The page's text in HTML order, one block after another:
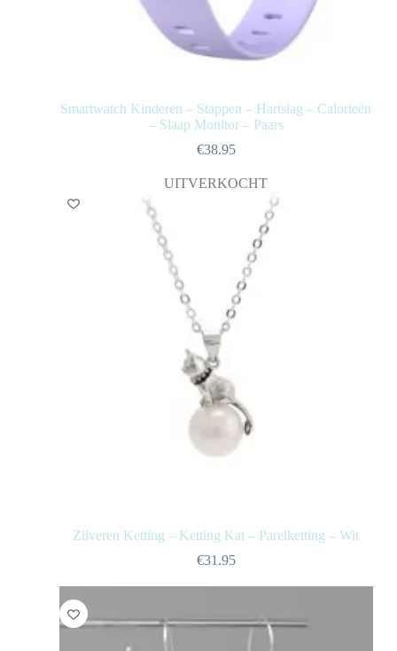
Smartwatch Kinderen – Stappen – Hartslag – Calorieën
– Slaap Monitor – Paars
€38.95
UITVERKOCHT
Zilveren Ketting – Ketting Kat – Parelketting – Wit
€31.95